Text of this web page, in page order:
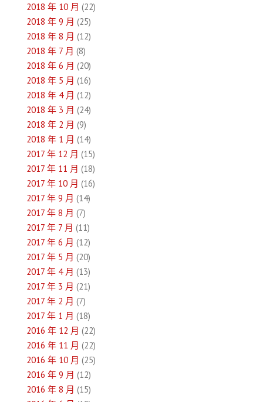
2018 年 10 月 (22)
2018 年 9 月 (25)
2018 年 8 月 (12)
2018 年 7 月 (8)
2018 年 6 月 (20)
2018 年 5 月 (16)
2018 年 4 月 (12)
2018 年 3 月 (24)
2018 年 2 月 (9)
2018 年 1 月 (14)
2017 年 12 月 (15)
2017 年 11 月 (18)
2017 年 10 月 (16)
2017 年 9 月 (14)
2017 年 8 月 (7)
2017 年 7 月 (11)
2017 年 6 月 (12)
2017 年 5 月 (20)
2017 年 4 月 (13)
2017 年 3 月 (21)
2017 年 2 月 (7)
2017 年 1 月 (18)
2016 年 12 月 (22)
2016 年 11 月 (22)
2016 年 10 月 (25)
2016 年 9 月 (12)
2016 年 8 月 (15)